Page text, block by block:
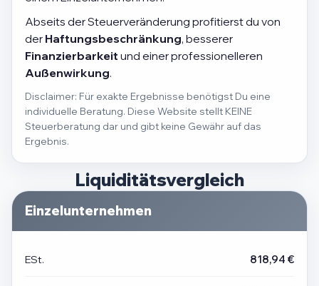
Abseits der Steuerveränderung profitierst du von
der Haftungsbeschränkung, besserer
Finanzierbarkeit und einer professionelleren
Außenwirkung.
Disclaimer: Für exakte Ergebnisse benötigst Du eine
individuelle Beratung. Diese Website stellt KEINE
Steuerberatung dar und gibt keine Gewähr auf das
Ergebnis.
Liquiditätsvergleich
Einzelunternehmen
ESt. 818,94 €